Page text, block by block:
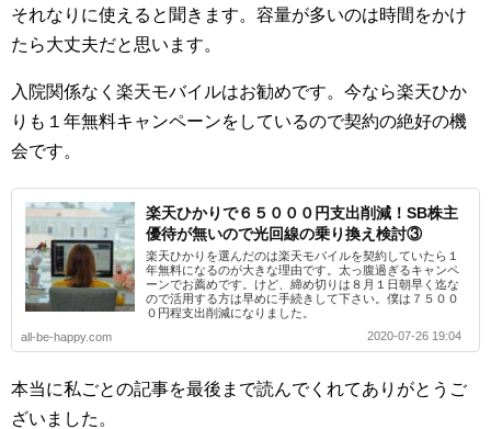
それなりに使えると聞きます。容量が多いのは時間をかけ
たら大丈夫だと思います。
入院関係なく楽天モバイルはお勧めです。今なら楽天ひか
りも１年無料キャンペーンをしているので契約の絶好の機
会です。
楽天ひかりで６５０００円支出削減！SB株主
優待が無いので光回線の乗り換え検討③
楽天ひかりを選んだのは楽天モバイルを契約していたら１
年無料になるのが大きな理由です。太っ腹過ぎるキャンペ
ーンでお薦めです。けど、締め切りは８月１日朝早く迄な
ので活用する方は早めに手続きして下さい。僕は７５００
０円程支出削減になりました。
all-be-happy.com
2020-07-26 19:04
本当に私ごとの記事を最後まで読んでくれてありがとうご
ざいました。